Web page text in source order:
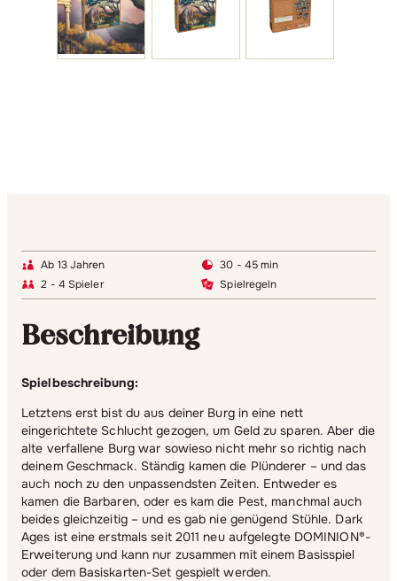
Ab 13 Jahren
30 - 45 min
2 - 4 Spieler
Spielregeln
Beschreibung
Spielbeschreibung:
Letztens erst bist du aus deiner Burg in eine nett
eingerichtete Schlucht gezogen, um Geld zu sparen. Aber die
alte verfallene Burg war sowieso nicht mehr so richtig nach
deinem Geschmack. Ständig kamen die Plünderer – und das
auch noch zu den unpassendsten Zeiten. Entweder es
kamen die Barbaren, oder es kam die Pest, manchmal auch
beides gleichzeitig – und es gab nie genügend Stühle. Dark
Ages ist eine erstmals seit 2011 neu aufgelegte DOMINION®-
Erweiterung und kann nur zusammen mit einem Basisspiel
oder dem Basiskarten-Set gespielt werden.